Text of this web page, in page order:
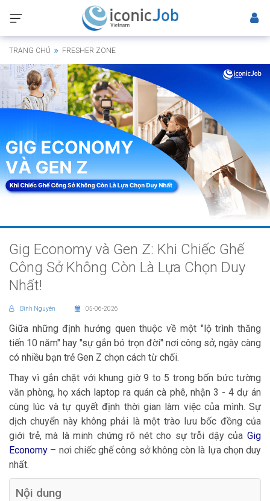
TRANG CHỦ FRESHER ZONE
Gig Economy và Gen Z: Khi Chiếc Ghế
Công Sở Không Còn Là Lựa Chọn Duy
Nhất!
Bình Nguyên 05-06-2026
Giữa những định hướng quen thuộc về một "lộ trình thăng
tiến 10 năm" hay "sự gắn bó trọn đời" nơi công sở, ngày càng
có nhiều bạn trẻ Gen Z chọn cách từ chối.
Thay vì gắn chặt với khung giờ 9 to 5 trong bốn bức tường
văn phòng, họ xách laptop ra quán cà phê, nhận 3 - 4 dự án
cùng lúc và tự quyết định thời gian làm việc của mình. Sự
dịch chuyển này không phải là một trào lưu bốc đồng của
giới trẻ, mà là minh chứng rõ nét cho sự trỗi dậy của Gig
Economy – nơi chiếc ghế công sở không còn là lựa chọn duy
nhất.
Nội dung